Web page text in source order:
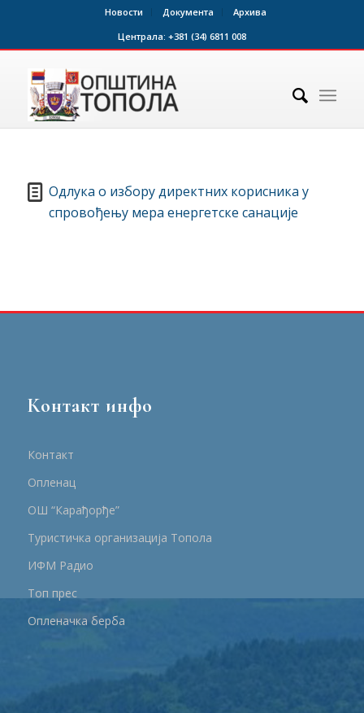
Новости Документа
Архива
Централа: +381 (34) 6811 008
Одлука о избору директних корисника у
спровођењу мера енергетске санације
Контакт инфо
Контакт
Опленац
ОШ “Карађорђе”
Туристичка организација Топола
ИФМ Радио
Топ прес
Опленачка берба